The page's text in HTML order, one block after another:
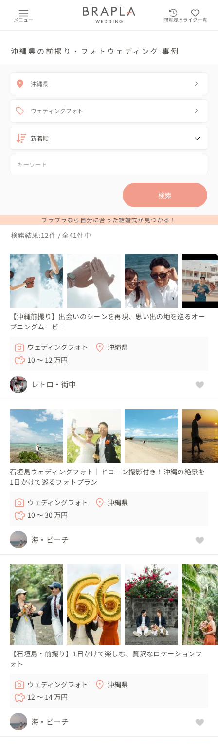
メニュー 閲覧履歴ライク一覧
沖縄県の前撮り・フォトウェディング 事例
沖縄県
ウェディングフォト
検索
ブラプラなら自分に合った結婚式が見つかる！
検索結果:12件 / 全41件中
【沖縄前撮り】出会いのシーンを再現、思い出の地を巡るオー
プニングムービー
ウェディングフォト
沖縄県
10 〜 12 万円
レトロ・街中
石垣島ウェディングフォト｜ドローン撮影付き！沖縄の絶景を
1日かけて巡るフォトプラン
ウェディングフォト
沖縄県
10 〜 30 万円
海・ビーチ
【石垣島・前撮り】1日かけて楽しむ、贅沢なロケーションフ
ォト
ウェディングフォト
沖縄県
12 〜 14 万円
海・ビーチ